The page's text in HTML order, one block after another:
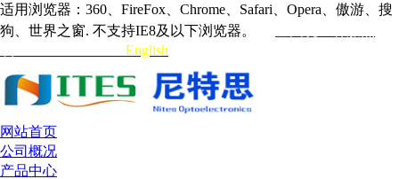
适用浏览器：360、FireFox、Chrome、Safari、Opera、傲游、搜
狗、世界之窗. 不支持IE8及以下浏览器。
English
网站首页
公司概况
产品中心